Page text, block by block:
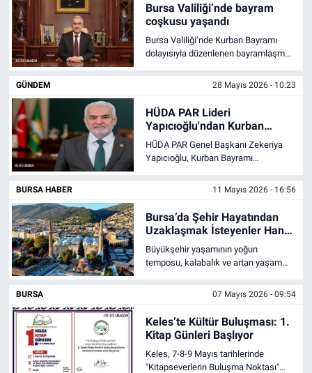
Bursa Valiliği’nde bayram
coşkusu yaşandı
Bursa Valiliği’nde Kurban Bayramı
dolayısıyla düzenlenen bayramlaşma
kardeşlik vurgusu yapıldı.
GÜNDEM 28 Mayıs 2026 - 10:23
HÜDA PAR Lideri
Yapıcıoğlu'ndan Kurban
Bayramı mesajı
HÜDA PAR Genel Başkanı Zekeriya
Yapıcıoğlu, Kurban Bayramı
bayram günlerinin küskünlükleri
bitirmek, büyüklerin duasını almak,
yetim ve yoksulları sevindirmek için
önemli bir fırsat olduğuna dikkat
çekti.
BURSA HABER 11 Mayıs 2026 - 16:56
Bursa’da Şehir Hayatından
Uzaklaşmak İsteyenler Hangi
Bölgelere Yöneliyor?
Büyükşehir yaşamının yoğun
temposu, kalabalık ve artan yaşam
konut tercihlerini önemli ölçüde
BURSA 07 Mayıs 2026 - 09:54
Keles’te Kültür Buluşması: 1.
Kitap Günleri Başlıyor
Keles, 7-8-9 Mayıs tarihlerinde
"Kitapseverlerin Buluşma Noktası"